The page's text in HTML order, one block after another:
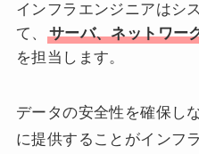
インフラエンジニアはシ
て、
サーバ、ネットワー
を担当します。
データの安全性を確保し
に提供することがインフ